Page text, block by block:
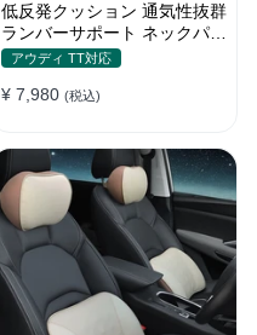
低反発クッション 通気性抜群
ランバーサポート ネックパッ
ド 背もたれ 車用 おしゃれ
アウディ TT対応
¥ 7,980 (税込)